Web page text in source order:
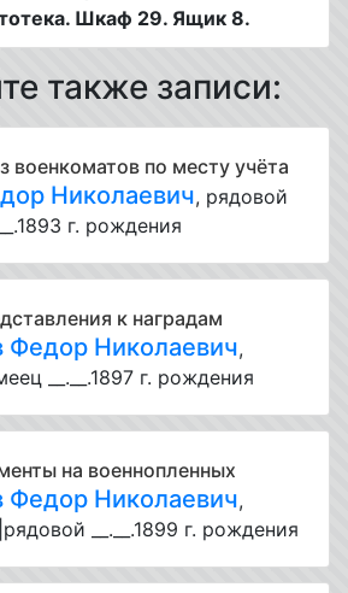
Шкаф 29. Ящик 8.
также записи:
военкоматов по месту учёта
Николаевич, рядовой
г. рождения
к наградам
Федор Николаевич,
__.__.1897 г. рождения
на военнопленных
Федор Николаевич,
__.__.1899 г. рождения